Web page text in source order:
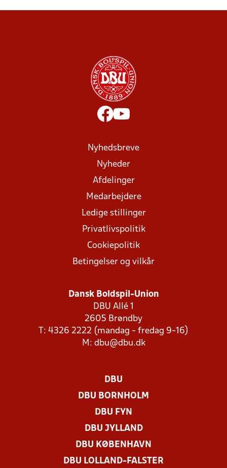
Nyhedsbreve
Nyheder
Afdelinger
Medarbejdere
Ledige stillinger
Privatlivspolitik
Cookiepolitik
Betingelser og vilkår
Dansk Boldspil-Union
DBU Allé 1
2605 Brøndby
T: 4326 2222 (mandag - fredag 9-16)
M: dbu@dbu.dk
DBU
DBU BORNHOLM
DBU FYN
DBU JYLLAND
DBU KØBENHAVN
DBU LOLLAND-FALSTER